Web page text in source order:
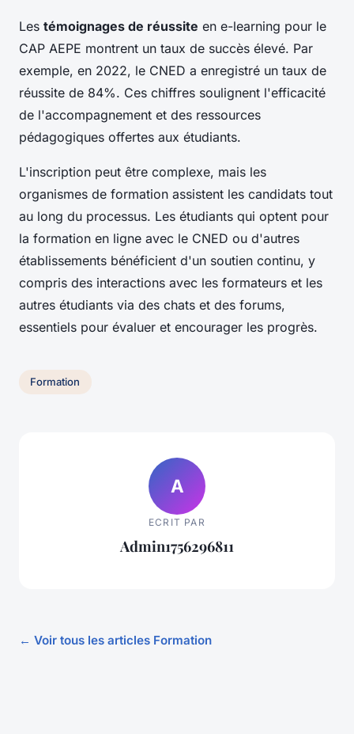
Les témoignages de réussite en e-learning pour le
CAP AEPE montrent un taux de succès élevé. Par
exemple, en 2022, le CNED a enregistré un taux de
réussite de 84%. Ces chiffres soulignent l'efficacité
de l'accompagnement et des ressources
pédagogiques offertes aux étudiants.
L'inscription peut être complexe, mais les
organismes de formation assistent les candidats tout
au long du processus. Les étudiants qui optent pour
la formation en ligne avec le CNED ou d'autres
établissements bénéficient d'un soutien continu, y
compris des interactions avec les formateurs et les
autres étudiants via des chats et des forums,
essentiels pour évaluer et encourager les progrès.
Formation
A
ECRIT PAR
Admin1756296811
← Voir tous les articles Formation